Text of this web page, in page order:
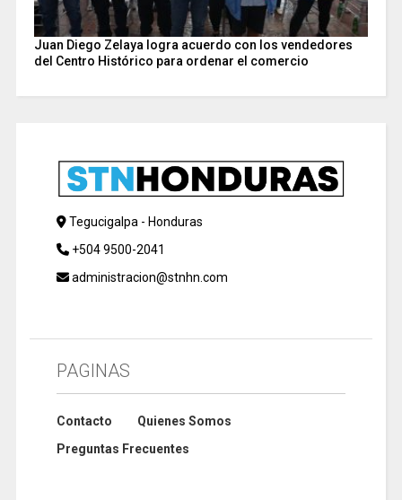
Juan Diego Zelaya logra acuerdo con los vendedores
del Centro Histórico para ordenar el comercio
Tegucigalpa - Honduras
+504 9500-2041
administracion@stnhn.com
PAGINAS
Contacto
Quienes Somos
Preguntas Frecuentes